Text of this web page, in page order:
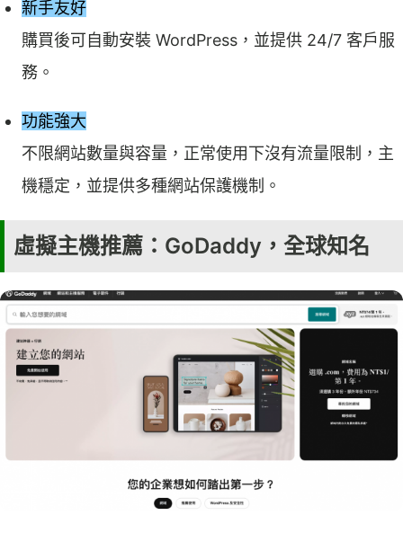
新手友好
購買後可自動安裝 WordPress，並提供 24/7 客戶服
務。
功能強大
不限網站數量與容量，正常使用下沒有流量限制，主
機穩定，並提供多種網站保護機制。
虛擬主機推薦：GoDaddy，全球知名